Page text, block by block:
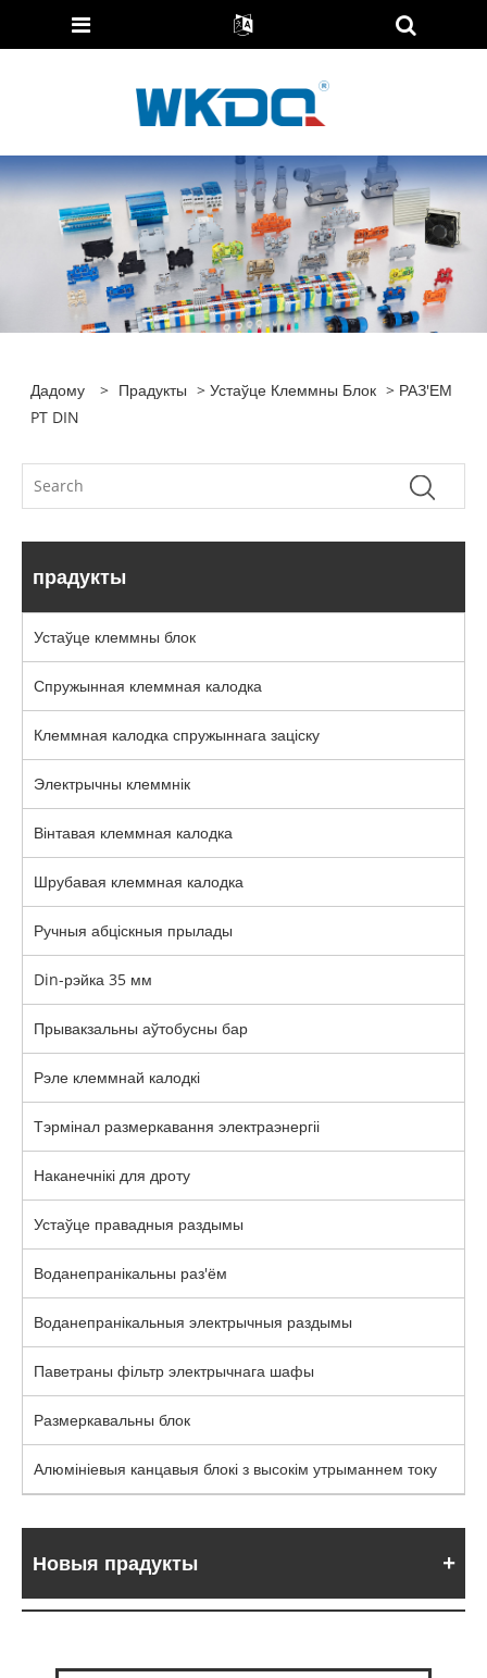
Дадому > Прадукты >Устаўце Клеммны Блок > РАЗ'ЕМ
PT DIN
прадукты
Устаўце клеммны блок
Спружынная клеммная калодка
Клеммная калодка спружыннага заціску
Электрычны клеммнік
Вінтавая клеммная калодка
Шрубавая клеммная калодка
Ручныя абціскныя прылады
Din-рэйка 35 мм
Прывакзальны аўтобусны бар
Рэле клеммнай калодкі
Тэрмінал размеркавання электраэнергіі
Наканечнікі для дроту
Устаўце правадныя раздымы
Воданепранікальны раз'ём
Воданепранікальныя электрычныя раздымы
Паветраны фільтр электрычнага шафы
Размеркавальны блок
Алюмініевыя канцавыя блокі з высокім утрыманнем току
Новыя прадукты